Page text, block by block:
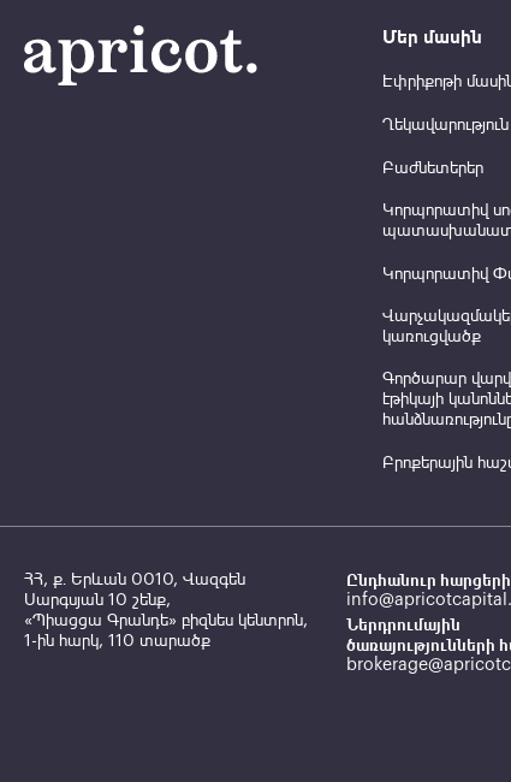
Մեր մասին
Էփրիքոթի
Ղեկավարություն
Բաժնետերեր
Կորպորատիվ
Կորպորատիվ
կառուցվածք
Գործարար
էթիկայի
Բրոքերային
ՀՀ, ք․ Երևան 0010, Վազգեն
Սարգսյան 10 շենք,
«Պիացցա Գրանդե» բիզնես կենտրոն,
1-ին հարկ, 110 տարածք
Ընդհանուր
Ներդրումային
ծառայությունների